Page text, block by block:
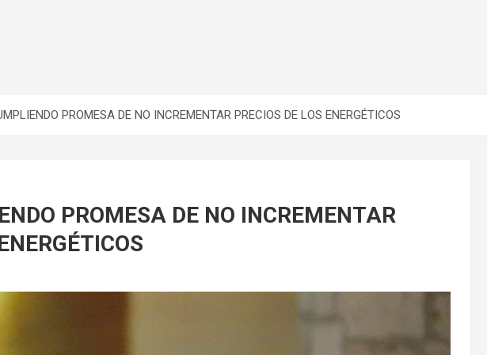
PROMESA DE NO INCREMENTAR PRECIOS DE LOS ENERGÉTICOS
PROMESA DE NO INCREMENTAR